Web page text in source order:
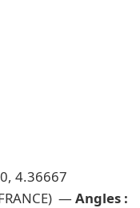
4.36667
— Angles :